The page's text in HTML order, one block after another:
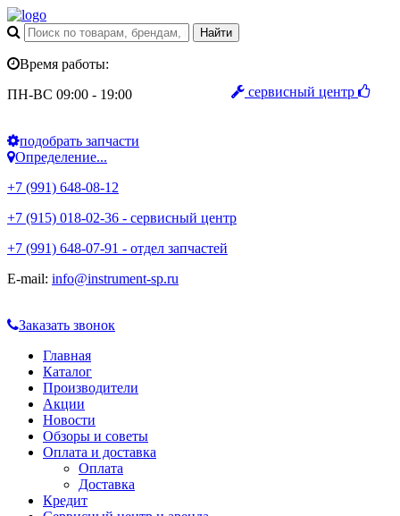
сервисный центр
Время работы:
ПН-ВС 09:00 - 19:00
подобрать запчасти
Определение...
+7 (991) 648-08-12
+7 (915) 018-02-36 - сервисный центр
+7 (991) 648-07-91 - отдел запчастей
E-mail: info@instrument-sp.ru
Заказать звонок
Главная
Каталог
Производители
Акции
Новости
Обзоры и советы
Оплата и доставка
Оплата
Доставка
Кредит